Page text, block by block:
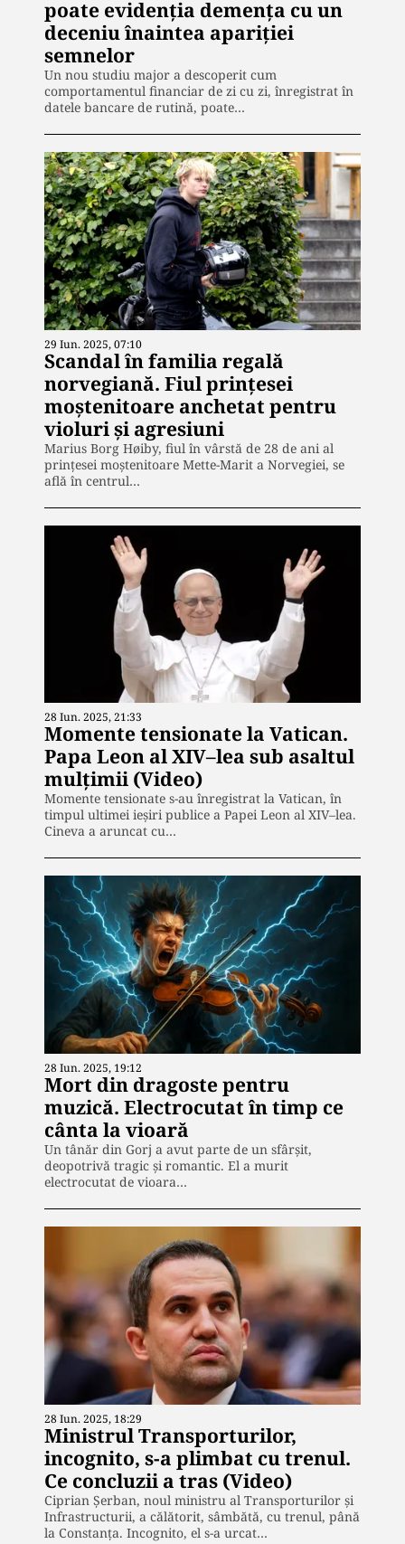
poate evidenția demența cu un
deceniu înaintea apariției
semnelor
Un nou studiu major a descoperit cum
comportamentul financiar de zi cu zi, înregistrat în
datele bancare de rutină, poate…
29 Iun. 2025, 07:10
Scandal în familia regală
norvegiană. Fiul prințesei
moștenitoare anchetat pentru
violuri și agresiuni
Marius Borg Høiby, fiul în vârstă de 28 de ani al
prințesei moștenitoare Mette-Marit a Norvegiei, se
află în centrul…
28 Iun. 2025, 21:33
Momente tensionate la Vatican.
Papa Leon al XIV–lea sub asaltul
mulțimii (Video)
Momente tensionate s-au înregistrat la Vatican, în
timpul ultimei ieșiri publice a Papei Leon al XIV–lea.
Cineva a aruncat cu…
28 Iun. 2025, 19:12
Mort din dragoste pentru
muzică. Electrocutat în timp ce
cânta la vioară
Un tânăr din Gorj a avut parte de un sfârșit,
deopotrivă tragic și romantic. El a murit
electrocutat de vioara…
28 Iun. 2025, 18:29
Ministrul Transporturilor,
incognito, s-a plimbat cu trenul.
Ce concluzii a tras (Video)
Ciprian Șerban, noul ministru al Transporturilor și
Infrastructurii, a călătorit, sâmbătă, cu trenul, până
la Constanța. Incognito, el s-a urcat…